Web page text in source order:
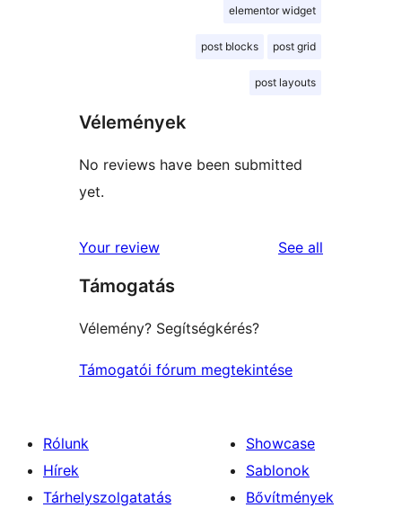
elementor widget
post blocks post grid
post layouts
Vélemények
No reviews have been submitted
yet.
Your review See all
Támogatás
Vélemény? Segítségkérés?
Támogatói fórum megtekintése
Rólunk
Hírek
Tárhelyszolgatatás
Showcase
Sablonok
Bővítmények